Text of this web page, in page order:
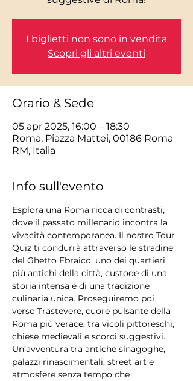
I biglietti non sono in vendita
Scopri gli altri eventi
Orario & Sede
05 apr 2025, 16:00 – 18:30
Roma, Piazza Mattei, 00186 Roma
RM, Italia
Info sull'evento
Esplora una Roma ricca di contrasti,
dove il passato millenario incontra la
vivacità contemporanea. Il nostro Tour
Quiz ti condurrà attraverso le stradine
del Ghetto Ebraico, uno dei quartieri
più antichi della città, custode di una
storia intensa e di una tradizione
culinaria unica. Proseguiremo poi
verso Trastevere, cuore pulsante della
Roma più verace, tra vicoli pittoreschi,
chiese medievali e scorci suggestivi.
Un’avventura tra antiche sinagoghe,
palazzi rinascimentali, street art e
atmosfere senza tempo che